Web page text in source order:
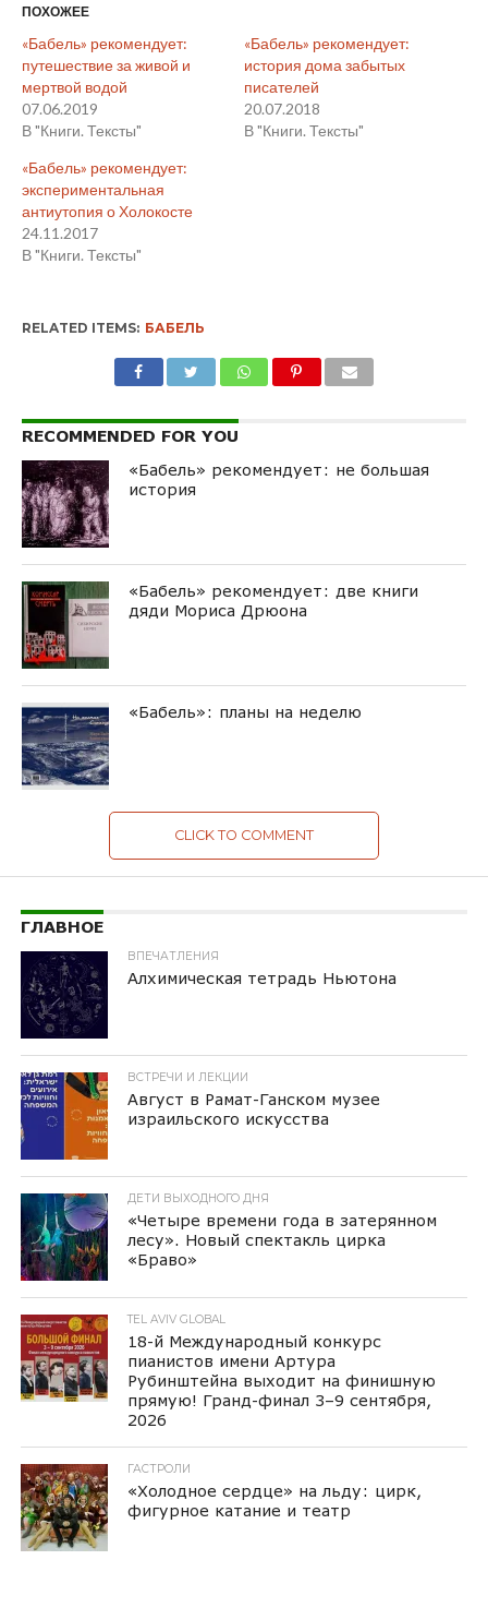
ПОХОЖЕЕ
«Бабель» рекомендует:
путешествие за живой и
мертвой водой
07.06.2019
В "Книги. Тексты"
«Бабель» рекомендует:
история дома забытых
писателей
20.07.2018
В "Книги. Тексты"
«Бабель» рекомендует:
экспериментальная
антиутопия о Холокосте
24.11.2017
В "Книги. Тексты"
RELATED ITEMS: БАБЕЛЬ
RECOMMENDED FOR YOU
«Бабель» рекомендует: не большая
история
«Бабель» рекомендует: две книги
дяди Мориса Дрюона
«Бабель»: планы на неделю
CLICK TO COMMENT
ГЛАВНОЕ
ВПЕЧАТЛЕНИЯ
Алхимическая тетрадь Ньютона
ВСТРЕЧИ И ЛЕКЦИИ
Август в Рамат-Ганском музее
израильского искусства
ДЕТИ ВЫХОДНОГО ДНЯ
«Четыре времени года в затерянном
лесу». Новый спектакль цирка
«Браво»
TEL AVIV GLOBAL
18-й Международный конкурс
пианистов имени Артура
Рубинштейна выходит на финишную
прямую! Гранд-финал 3–9 сентября,
2026
ГАСТРОЛИ
«Холодное сердце» на льду: цирк,
фигурное катание и театр